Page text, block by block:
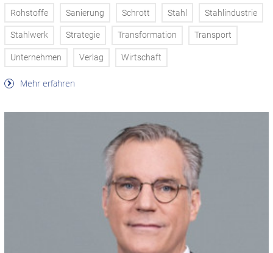
Rohstoffe Sanierung Schrott Stahl Stahlindustrie
Stahlwerk Strategie Transformation Transport
Unternehmen Verlag Wirtschaft
Mehr erfahren